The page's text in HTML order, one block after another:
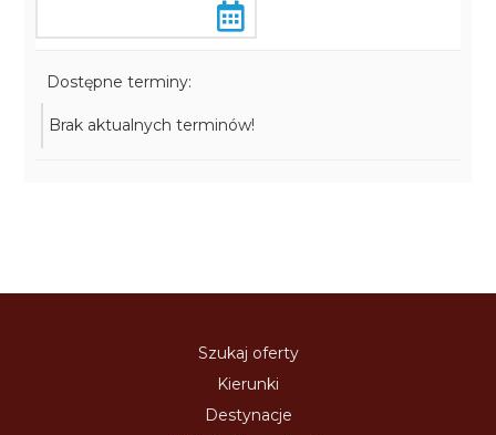
Dostępne terminy:
Brak aktualnych terminów!
Szukaj oferty
Kierunki
Destynacje